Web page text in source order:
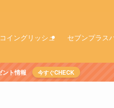
イングリッシュ セブンプラス
ント情報 今すぐCHECK